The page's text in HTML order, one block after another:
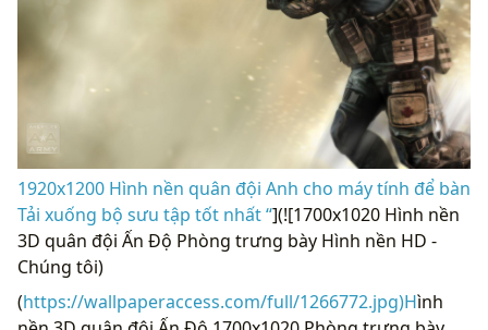
1920x1200 Hình nền quân đội Anh cho máy tính để bàn
Tải xuống bộ sưu tập tốt nhất “](![1700x1020 Hình nền
3D quân đội Ấn Độ Phòng trưng bày Hình nền HD -
Chúng tôi)
(https://wallpaperaccess.com/full/1266772.jpg)Hình